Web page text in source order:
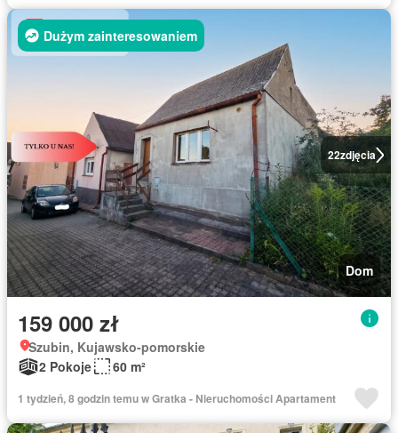
22zdjęcia
Dużym zainteresowaniem
Dom
159 000 zł
Szubin, Kujawsko-pomorskie
2 Pokoje
60 m²
1 tydzień, 8 godzin temu w Gratka - Nieruchomości Apartament